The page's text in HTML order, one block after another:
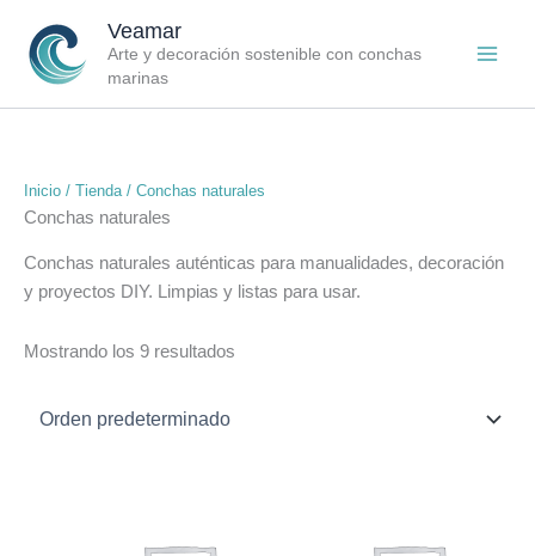
contenido
Veamar
Arte y decoración sostenible con conchas
marinas
Inicio / Tienda / Conchas naturales
Conchas naturales
Conchas naturales auténticas para manualidades, decoración
y proyectos DIY. Limpias y listas para usar.
Mostrando los 9 resultados